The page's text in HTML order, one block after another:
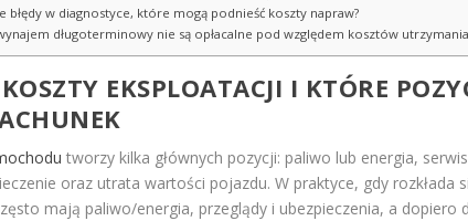
błędy w diagnostyce, które mogą podnieść koszty napraw?
długoterminowy nie są opłacalne pod względem kosztów
EKSPLOATACJI I KTÓRE
tworzy kilka głównych pozycji: paliwo lub energia,
oraz utrata wartości pojazdu. W praktyce, gdy rozkłada
mają paliwo/energia, przeglądy i ubezpieczenia, a dopiero